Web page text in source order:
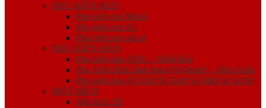
PHỤ KIỆN REN
Phụ kiện ren Mech
Phụ kiện ren K1
Phụ kiện ren giá rẻ
PHỤ KIỆN HÀN
Phụ kiện hàn FKK – Nhật Bản
Phụ Kiện Hàn Jinil bend (Dybend) – Hàn Quốc
Phụ kiện hàn SCH20 SCH40 SCH80 SCH160
MẶT BÍCH
Mặt bích JIS